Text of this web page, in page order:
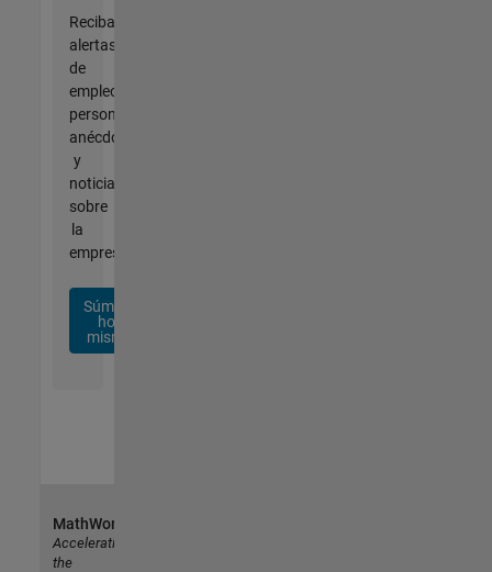
Reciba
alertas
de
empleo
personalizadas,
anécdotas
y
noticias
sobre
la
empresa.
Súmese
hoy
mismo
MathWorks
Accelerating
the